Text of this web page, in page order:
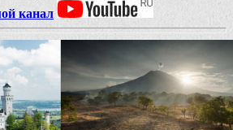
канал